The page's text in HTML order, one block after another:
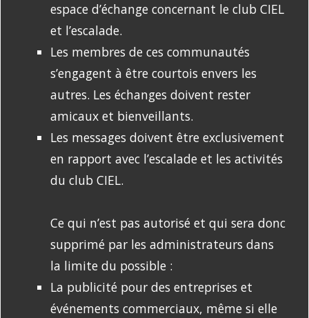
espace d’échange concernant le club CIEL
et l’escalade.
Les membres de ces communautés
s’engagent à être courtois envers les
autres. Les échanges doivent rester
amicaux et bienveillants.
Les messages doivent être exclusivement
en rapport avec l’escalade et les activités
du club CIEL.
Ce qui n’est pas autorisé et qui sera donc
supprimé par les administrateurs dans
la limite du possible :
La publicité pour des entreprises et
événements commerciaux, même si elle